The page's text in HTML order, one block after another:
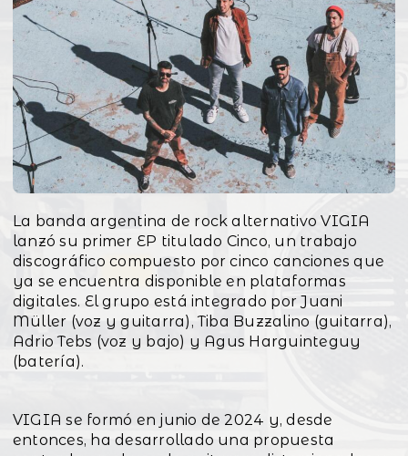
La banda argentina de rock alternativo VIGIA
lanzó su primer EP titulado Cinco, un trabajo
discográfico compuesto por cinco canciones que
ya se encuentra disponible en plataformas
digitales. El grupo está integrado por Juani
Müller (voz y guitarra), Tiba Buzzalino (guitarra),
Adrio Tebs (voz y bajo) y Agus Harguinteguy
(batería).
VIGIA se formó en junio de 2024 y, desde
entonces, ha desarrollado una propuesta